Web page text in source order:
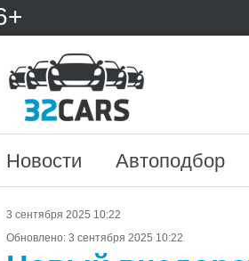
Новости Автоподбор
3 сентября 2025 10:22
Обновлено: 3 сентября 2025 10:22